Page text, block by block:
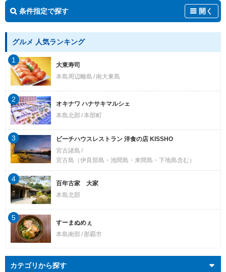
条件指定で探す 開く
グルメ 人気ランキング
大東寿司
本島周辺離島 南大東島
1
オキナワ ハナサキマルシェ
本島北部 本部町
2
ビーチハウスレストラン 洋食の店 KISSHO
宮古諸島
宮古島（伊良部島・池間島・来間島・下地島含む）
3
百年古家 大家
本島北部
4
すーまぬめぇ
本島南部
那覇市
5
カテゴリから探す